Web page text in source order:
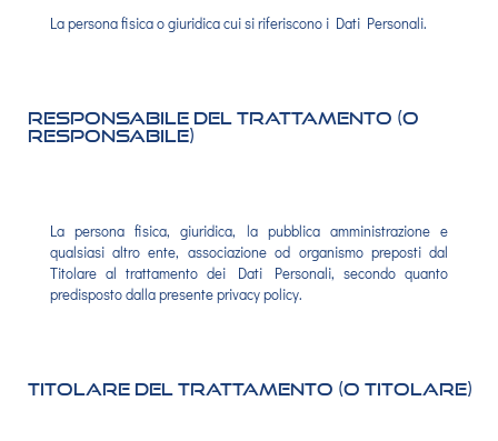
La persona fisica o giuridica cui si riferiscono i Dati Personali.
Responsabile del Trattamento (o
Responsabile)
La persona fisica, giuridica, la pubblica amministrazione e
qualsiasi altro ente, associazione od organismo preposti dal
Titolare al trattamento dei Dati Personali, secondo quanto
predisposto dalla presente privacy policy.
Titolare del Trattamento (o Titolare)